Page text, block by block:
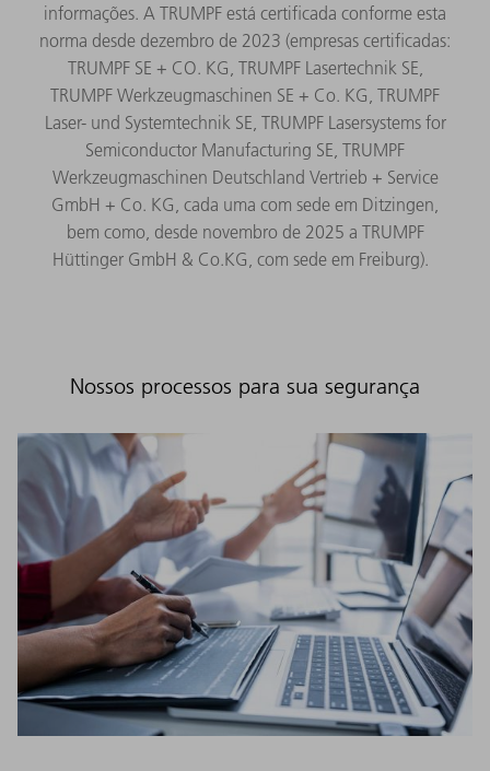
informações. A TRUMPF está certificada conforme esta
norma desde dezembro de 2023 (empresas certificadas:
TRUMPF SE + CO. KG, TRUMPF Lasertechnik SE,
TRUMPF Werkzeugmaschinen SE + Co. KG, TRUMPF
Laser- und Systemtechnik SE, TRUMPF Lasersystems for
Semiconductor Manufacturing SE, TRUMPF
Werkzeugmaschinen Deutschland Vertrieb + Service
GmbH + Co. KG, cada uma com sede em Ditzingen,
bem como, desde novembro de 2025 a TRUMPF
Hüttinger GmbH & Co.KG, com sede em Freiburg).
Nossos processos para sua segurança